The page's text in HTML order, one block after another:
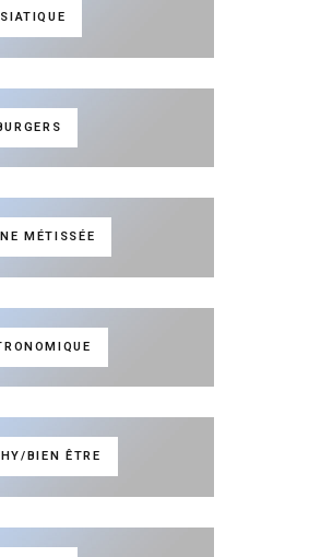
MÉTISSÉE
BIEN ÊTRE